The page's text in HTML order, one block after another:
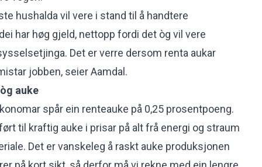
hushalda vil vere i stand til å handtere
har høg gjeld, nettopp fordi det òg vil vere
Det er verre dersom renta aukar
jobben, seier Aamdal.
auke
spår ein renteauke på 0,25 prosentpoeng.
til kraftig auke i prisar på alt frå energi og straum
Det er vanskeleg å raskt auke produksjonen